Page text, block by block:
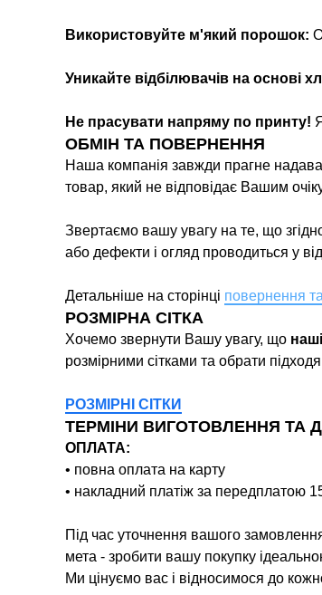
Використовуйте м'який порошок:
Уникайте відбілювачів на основі
Не прасувати напряму по принту!
ОБМІН ТА ПОВЕРНЕННЯ
Наша компанія завжди прагне
товар, який не відповідає Вашим
Звертаємо вашу увагу на те, що
або дефекти і огляд проводиться у
Детальніше на сторінці повернення
РОЗМІРНА СІТКА
Хочемо звернути Вашу увагу, що
розмірними сітками та обрати
РОЗМІРНІ СІТКИ
ТЕРМІНИ ВИГОТОВЛЕННЯ ТА
ОПЛАТА:
• повна оплата на карту
• накладний платіж за передплатою
Під час уточнення вашого
мета - зробити вашу покупку
Ми цінуємо вас і відносимося до